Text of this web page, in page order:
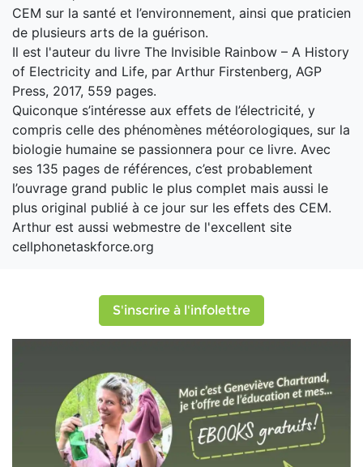
CEM sur la santé et l’environnement, ainsi que praticien
de plusieurs arts de la guérison.
Il est l'auteur du livre The Invisible Rainbow – A History
of Electricity and Life, par Arthur Firstenberg, AGP
Press, 2017, 559 pages.
Quiconque s’intéresse aux effets de l’électricité, y
compris celle des phénomènes météorologiques, sur la
biologie humaine se passionnera pour ce livre. Avec
ses 135 pages de références, c’est probablement
l’ouvrage grand public le plus complet mais aussi le
plus original publié à ce jour sur les effets des CEM.
Arthur est aussi webmestre de l'excellent site
cellphonetaskforce.org
S'inscrire à l'infolettre